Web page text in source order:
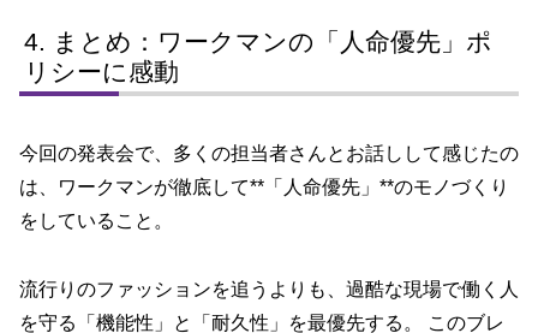
まとめ：ワークマンの「人命優先」ポ
リシーに感動
今回の発表会で、多くの担当者さんとお話しして感じたの
は、ワークマンが徹底して**「人命優先」**のモノづくり
をしていること。
流行りのファッションを追うよりも、過酷な現場で働く人
を守る「機能性」と「耐久性」を最優先する。 このブレ